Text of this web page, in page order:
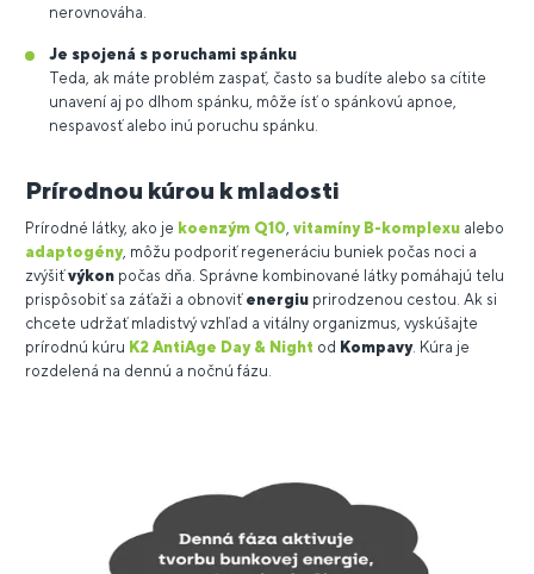
nerovnováha.
Je spojená s poruchami spánku
Teda, ak máte problém zaspať, často sa budíte alebo sa cítite
unavení aj po dlhom spánku, môže ísť o spánkovú apnoe,
nespavosť alebo inú poruchu spánku.
Prírodnou kúrou k mladosti
Prírodné látky, ako je koenzým Q10 vitamíny B-komplexu alebo
adaptogény, môžu podporiť regeneráciu buniek počas noci a
zvýšiťvýkon počas dňa. Správne kombinované látky pomáhajú telu
prispôsobiť sa záťaži a obnoviť energiu prirodzenou cestou. Ak si
chcete udržať mladistvý vzhľad a vitálny organizmus, vyskúšajte
prírodnú kúru K2 AntiAge Day & Night od Kompavy. Kúra je
rozdelená na dennú a nočnú fázu.